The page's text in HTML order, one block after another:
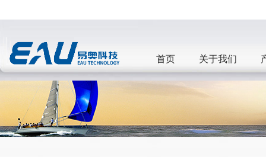
首页 关于我们